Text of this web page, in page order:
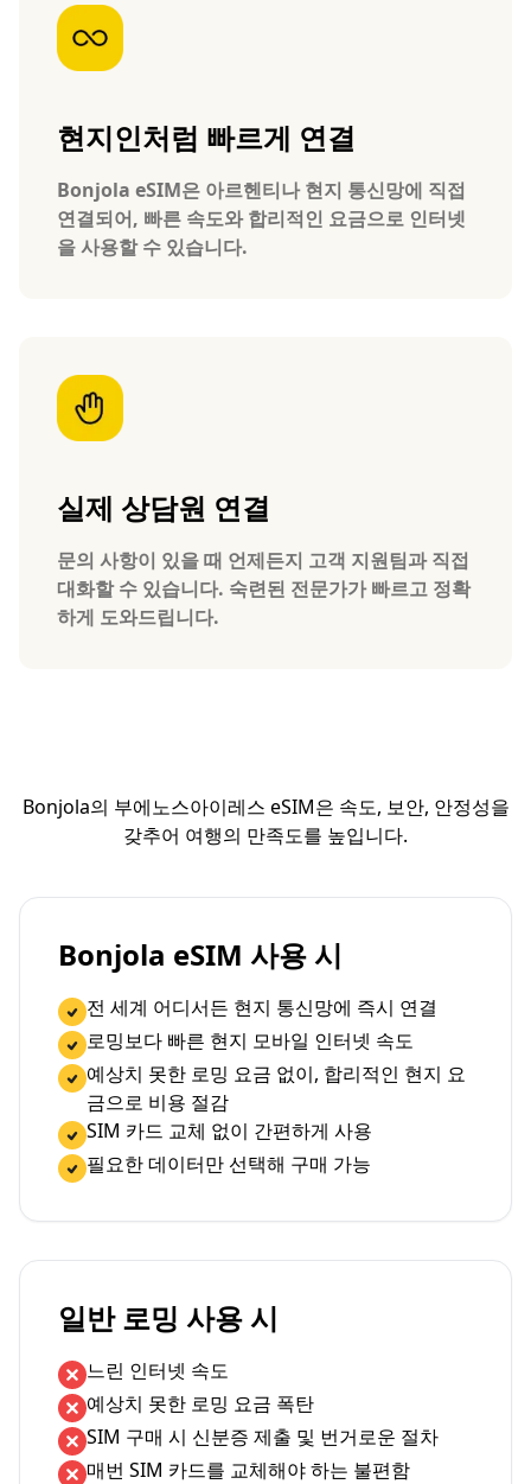
현지인처럼 빠르게 연결
Bonjola eSIM은 아르헨티나 현지 통신망에 직접
연결되어, 빠른 속도와 합리적인 요금으로 인터넷
을 사용할 수 있습니다.
실제 상담원 연결
문의 사항이 있을 때 언제든지 고객 지원팀과 직접
대화할 수 있습니다. 숙련된 전문가가 빠르고 정확
하게 도와드립니다.
Bonjola의 부에노스아이레스 eSIM은 속도, 보안, 안정성을
갖추어 여행의 만족도를 높입니다.
Bonjola eSIM 사용 시
전 세계 어디서든 현지 통신망에 즉시 연결
로밍보다 빠른 현지 모바일 인터넷 속도
예상치 못한 로밍 요금 없이, 합리적인 현지 요
금으로 비용 절감
SIM 카드 교체 없이 간편하게 사용
필요한 데이터만 선택해 구매 가능
일반 로밍 사용 시
느린 인터넷 속도
예상치 못한 로밍 요금 폭탄
SIM 구매 시 신분증 제출 및 번거로운 절차
매번 SIM 카드를 교체해야 하는 불편함